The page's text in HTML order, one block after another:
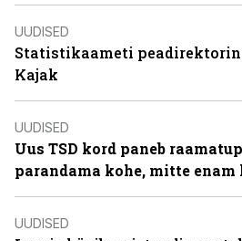
UUDISED
Statistikaameti
Kajak
UUDISED
Uus TSD kord paneb
parandama kohe, mitte enam
UUDISED